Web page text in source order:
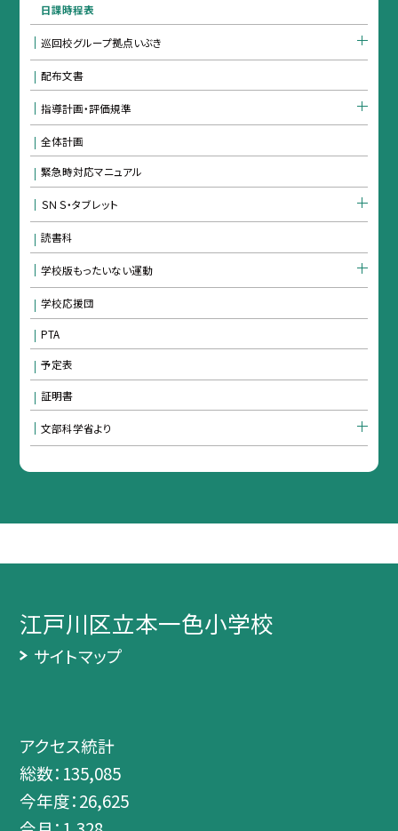
日課時程表
巡回校グループ拠点いぶき
配布文書
指導計画・評価規準
全体計画
緊急時対応マニュアル
ＳＮＳ・タブレット
読書科
学校版もったいない運動
学校応援団
PTA
予定表
証明書
文部科学省より
江戸川区立本一色小学校
サイトマップ
アクセス統計
総数： 135,085
今年度：26,625